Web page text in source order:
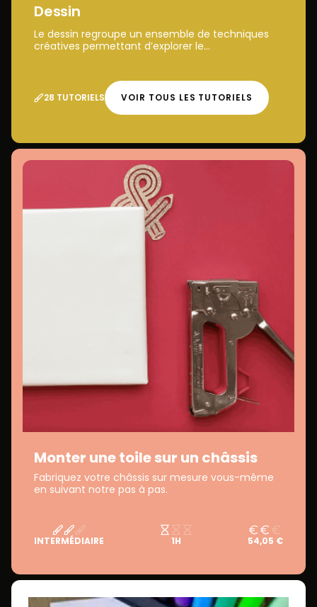
Dessin
Le dessin regroupe un ensemble de techniques
créatives permettant d’explorer le...
28 TUTORIELS VOIR TOUS LES TUTORIELS
Monter une toile sur un châssis
Fabriquez votre châssis sur mesure vous-même
en suivant notre pas à pas.
INTERMÉDIAIRE 1H 54,05 €